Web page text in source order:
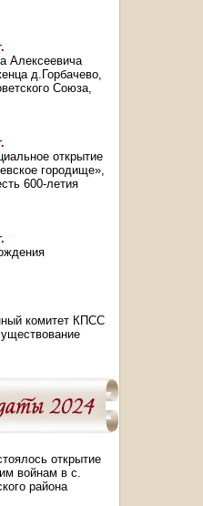
Алексеевича
д.Горбачево,
Союза,
открытие
городище»,
600-летия
комитет КПСС
открытие
войнам в с.
района